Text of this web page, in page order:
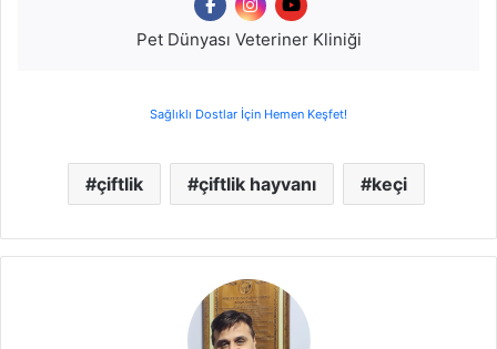
Pet Dünyası Veteriner Kliniği
Sağlıklı Dostlar İçin Hemen Keşfet!
çiftlik çiftlik hayvanı keçi